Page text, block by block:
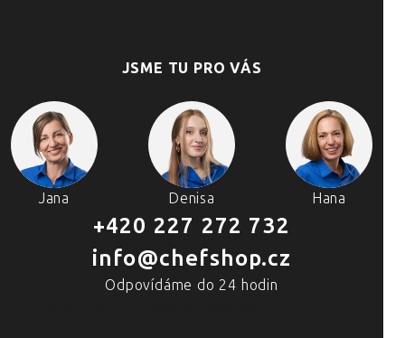
JSME TU PRO VÁS
Jana Denisa Hana
+420 227 272 732
info@chefshop.cz
Odpovídáme do 24 hodin